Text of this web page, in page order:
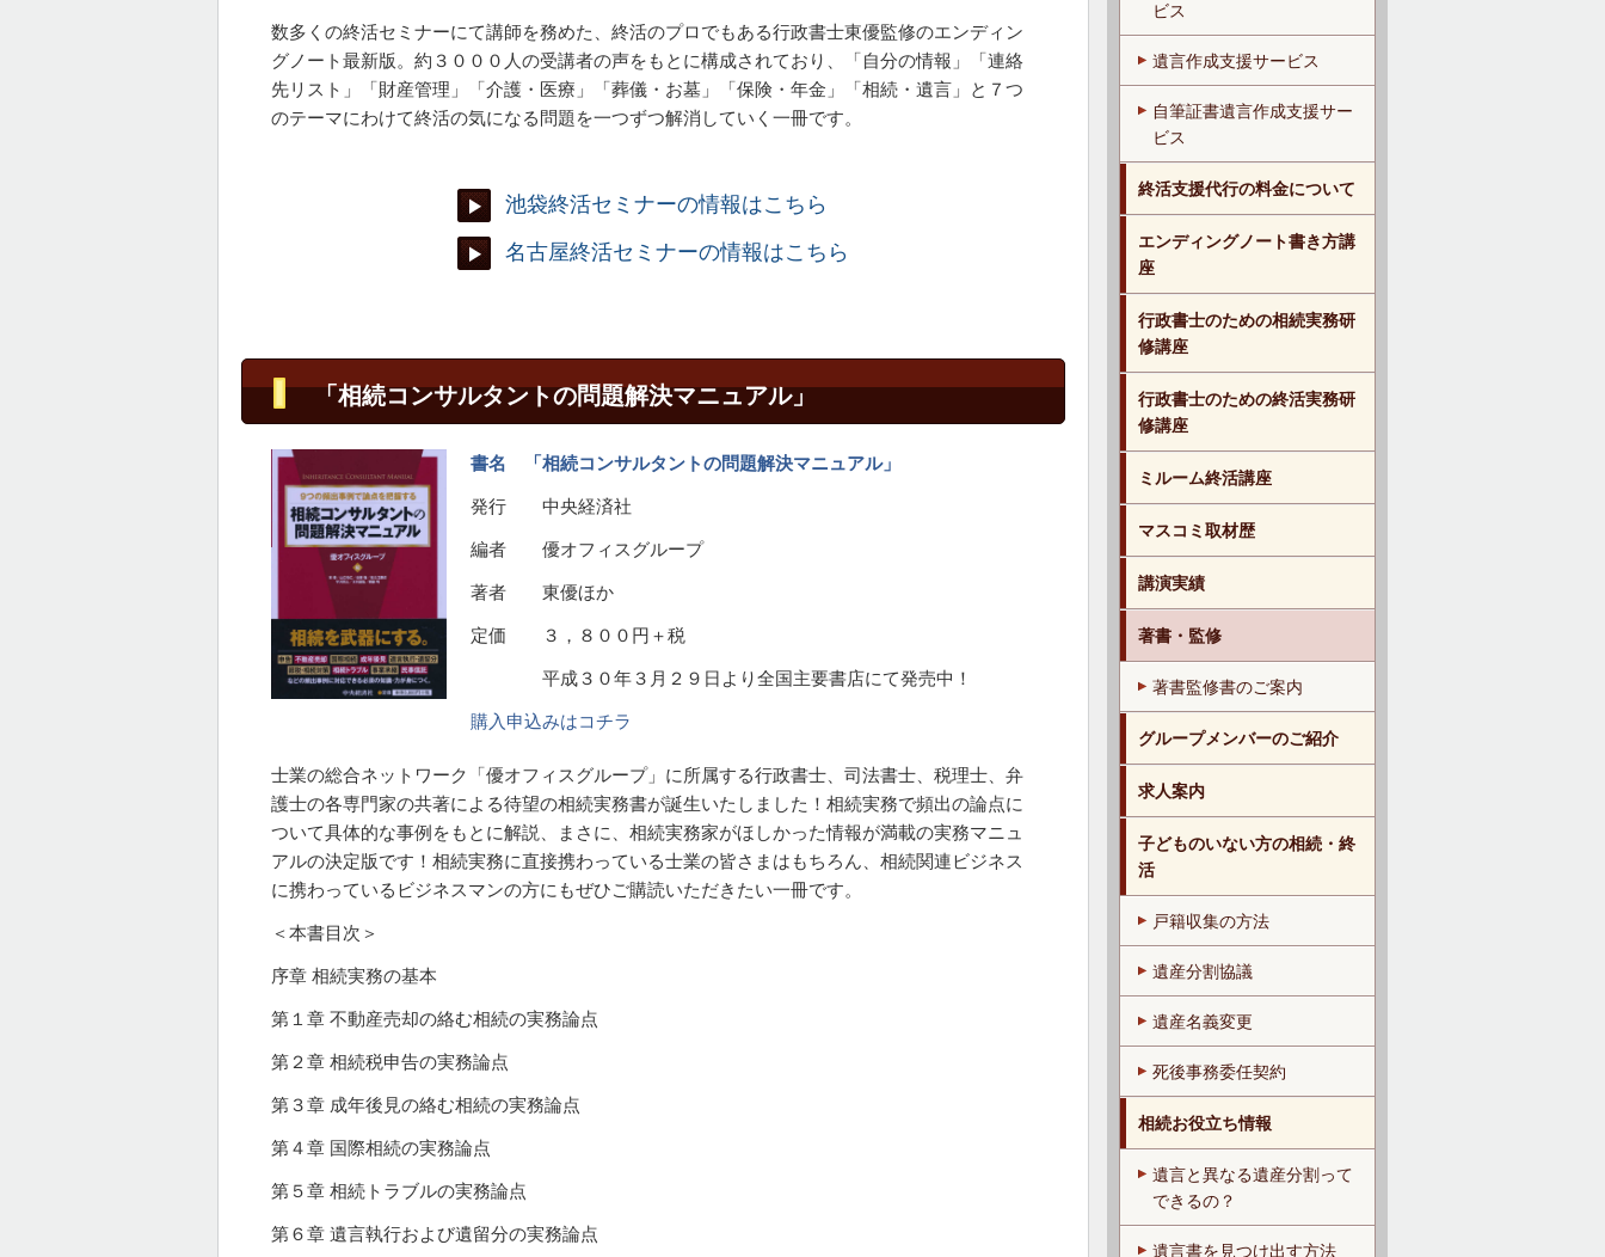
数多くの終活セミナーにて講師を務めた、終活のプロでもある行政書士東優監修のエンディン
グノート最新版。約３０００人の受講者の声をもとに構成されており、「自分の情報」「連絡
先リスト」「財産管理」「介護・医療」「葬儀・お墓」「保険・年金」「相続・遺言」と７つ
のテーマにわけて終活の気になる問題を一つずつ解消していく一冊です。
池袋終活セミナーの情報はこちら
名古屋終活セミナーの情報はこちら
「相続コンサルタントの問題解決マニュアル」
書名 「相続コンサルタントの問題解決マニュアル」
発行 中央経済社
編者 優オフィスグループ
著者 東優ほか
定価 ３，８００円＋税
平成３０年３月２９日より全国主要書店にて発売中！
購入申込みはコチラ
士業の総合ネットワーク「優オフィスグループ」に所属する行政書士、司法書士、税理士、弁
護士の各専門家の共著による待望の相続実務書が誕生いたしました！相続実務で頻出の論点に
ついて具体的な事例をもとに解説、まさに、相続実務家がほしかった情報が満載の実務マニュ
アルの決定版です！相続実務に直接携わっている士業の皆さまはもちろん、相続関連ビジネス
に携わっているビジネスマンの方にもぜひご購読いただきたい一冊です。
＜本書目次＞
序章 相続実務の基本
第１章 不動産売却の絡む相続の実務論点
第２章 相続税申告の実務論点
第３章 成年後見の絡む相続の実務論点
第４章 国際相続の実務論点
第５章 相続トラブルの実務論点
第６章 遺言執行および遺留分の実務論点
ビス
遺言作成支援サービス
自筆証書遺言作成支援サー
ビス
終活支援代行の料金について
エンディングノート書き方講
座
行政書士のための相続実務研
修講座
行政書士のための終活実務研
修講座
ミルーム終活講座
マスコミ取材歴
講演実績
著書・監修
著書監修書のご案内
グループメンバーのご紹介
求人案内
子どものいない方の相続・終
活
戸籍収集の方法
遺産分割協議
遺産名義変更
死後事務委任契約
相続お役立ち情報
遺言と異なる遺産分割って
できるの？
遺言書を見つけ出す方法